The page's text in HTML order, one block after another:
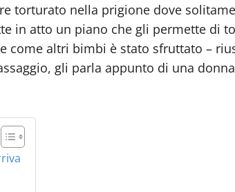
torturato nella prigione dove
in atto un piano che gli permette di
altri bimbi è stato sfruttato –
gli parla appunto di una